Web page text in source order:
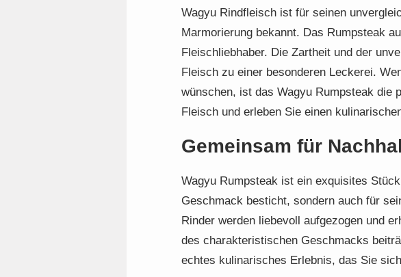
Wagyu Rindfleisch ist für seinen
Marmorierung bekannt. Das Rumpsteak
Fleischliebhaber. Die Zartheit und der
Fleisch zu einer besonderen Leckerei.
wünschen, ist das Wagyu Rumpsteak die
Fleisch und erleben Sie einen
Gemeinsam für
Wagyu Rumpsteak ist ein exquisites
Geschmack besticht, sondern auch für
Rinder werden liebevoll aufgezogen und
des charakteristischen Geschmacks
echtes kulinarisches Erlebnis, das Sie